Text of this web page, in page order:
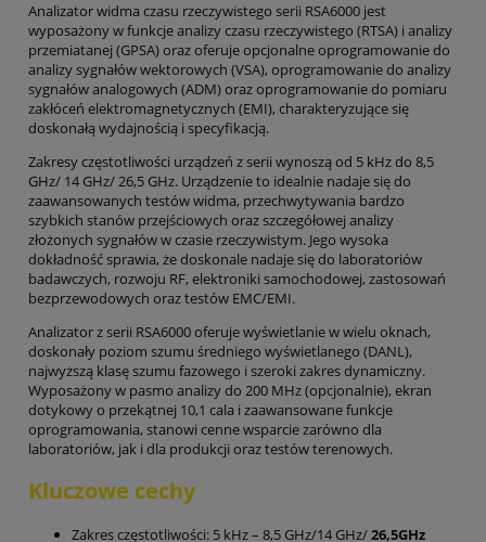
Analizator widma czasu rzeczywistego serii RSA6000 jest
wyposażony w funkcje analizy czasu rzeczywistego (RTSA) i analizy
przemiatanej (GPSA) oraz oferuje opcjonalne oprogramowanie do
analizy sygnałów wektorowych (VSA), oprogramowanie do analizy
sygnałów analogowych (ADM) oraz oprogramowanie do pomiaru
zakłóceń elektromagnetycznych (EMI), charakteryzujące się
doskonałą wydajnością i specyfikacją.
Zakresy częstotliwości urządzeń z serii wynoszą od 5 kHz do 8,5
GHz/ 14 GHz/ 26,5 GHz. Urządzenie to idealnie nadaje się do
zaawansowanych testów widma, przechwytywania bardzo
szybkich stanów przejściowych oraz szczegółowej analizy
złożonych sygnałów w czasie rzeczywistym. Jego wysoka
dokładność sprawia, że doskonale nadaje się do laboratoriów
badawczych, rozwoju RF, elektroniki samochodowej, zastosowań
bezprzewodowych oraz testów EMC/EMI.
Analizator z serii RSA6000 oferuje wyświetlanie w wielu oknach,
doskonały poziom szumu średniego wyświetlanego (DANL),
najwyższą klasę szumu fazowego i szeroki zakres dynamiczny.
Wyposażony w pasmo analizy do 200 MHz (opcjonalnie), ekran
dotykowy o przekątnej 10,1 cala i zaawansowane funkcje
oprogramowania, stanowi cenne wsparcie zarówno dla
laboratoriów, jak i dla produkcji oraz testów terenowych.
Kluczowe cechy
Zakres częstotliwości: 5 kHz – 8,5 GHz/14 GHz/26,5GHz